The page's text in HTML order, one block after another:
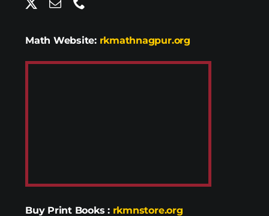
Math Website: rkmathnagpur.org
Buy Print Books : rkmnstore.org